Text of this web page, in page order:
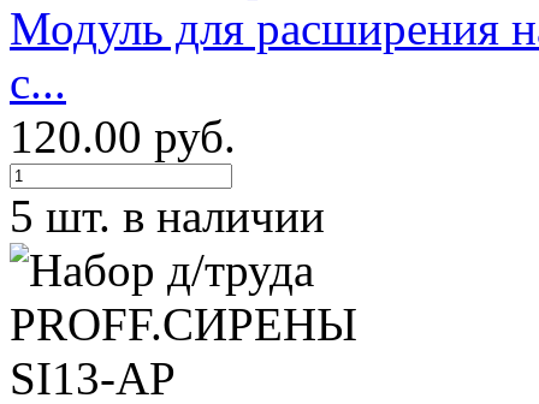
Модуль для расширения
с...
120.00 руб.
5 шт. в наличии